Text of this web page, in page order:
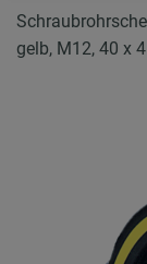
gelb, M12, 40 x